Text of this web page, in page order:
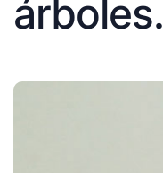
árboles.